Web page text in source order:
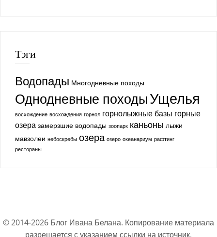
Тэги
Водопады Многодневные походы
Однодневные походыУщелья
восхождение восхождения горнол горнолыжные базы горные
озера замерзшие водопады зоопарк каньоны лыжи
мавзолеи небоскребы озера озеро океанариум рафтинг
рестораны
© 2014-2026 Блог Ивана Белана. Копирование материала
разрешается с указанием ссылки на источник.